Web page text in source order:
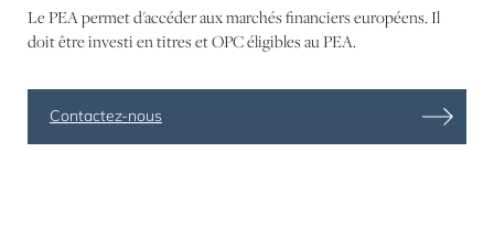
Le PEA permet d'accéder aux marchés financiers européens. Il
doit être investi en titres et OPC éligibles au PEA.
Contactez-nous